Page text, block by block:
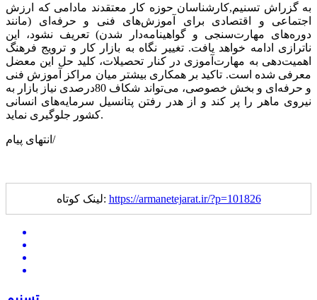
به گزراش تسنیم,کارشناسان حوزه کار معتقدند مادامی که ارزش
اجتماعی و اقتصادی برای آموزش‌های فنی و حرفه‌ای (مانند
دوره‌های مهارت‌سنجی و گواهینامه‌دار شدن) تعریف نشود، این
ناترازی ادامه خواهد یافت. تغییر نگاه به بازار کار و ترویج فرهنگ
اهمیت‌دهی به مهارت‌آموزی در کنار تحصیلات، کلید حل این معضل
معرفی شده است. تاکید بر همکاری بیشتر میان مراکز آموزش فنی
و حرفه‌ای و بخش خصوصی، می‌تواند شکاف 80درصدی نیاز بازار به
نیروی ماهر را پر کند و از هدر رفتن پتانسیل سرمایه‌های انسانی
کشور جلوگیری نماید.
انتهای پیام/
لینک کوتاه: https://armanetejarat.ir/?p=101826